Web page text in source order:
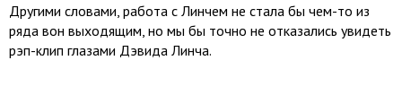
Другими словами, работа с Линчем не стала бы чем-то из
ряда вон выходящим, но мы бы точно не отказались увидеть
рэп-клип глазами Дэвида Линча.